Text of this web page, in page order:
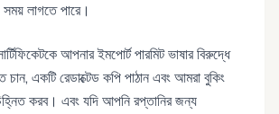
লাগতে পারে।
আপনার ইমপোর্ট পারমিট ভাষার বিরুদ্ধে
চান, একটি রেডাক্টেড কপি পাঠান এবং আমরা বুকিং
করব। এবং যদি আপনি রপ্তানির জন্য